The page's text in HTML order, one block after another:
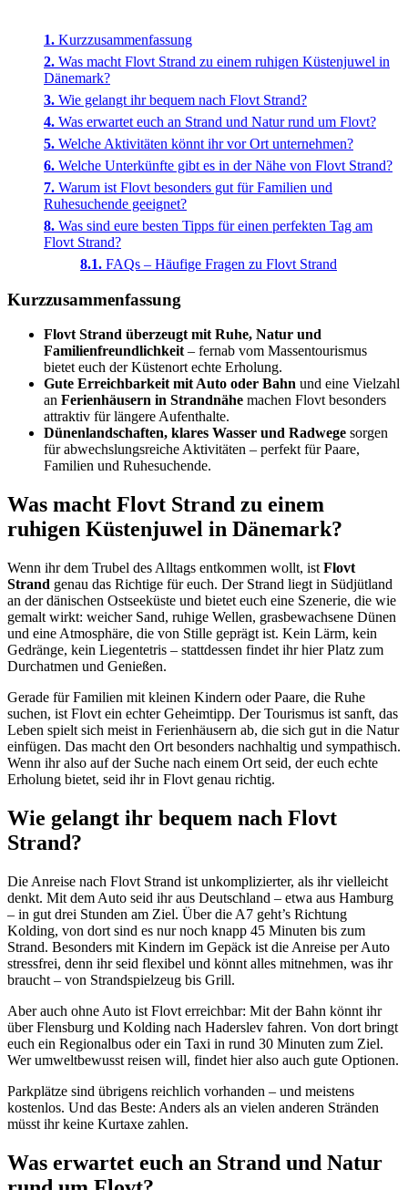
Kurzzusammenfassung
Was macht Flovt Strand zu einem ruhigen Küstenjuwel in
Dänemark?
Wie gelangt ihr bequem nach Flovt Strand?
Was erwartet euch an Strand und Natur rund um Flovt?
Welche Aktivitäten könnt ihr vor Ort unternehmen?
Welche Unterkünfte gibt es in der Nähe von Flovt Strand?
Warum ist Flovt besonders gut für Familien und
Ruhesuchende geeignet?
Was sind eure besten Tipps für einen perfekten Tag am
Flovt Strand?
FAQs – Häufige Fragen zu Flovt Strand
Kurzzusammenfassung
Flovt Strand überzeugt mit Ruhe, Natur und
Familienfreundlichkeit – fernab vom Massentourismus
bietet euch der Küstenort echte Erholung.
Gute Erreichbarkeit mit Auto oder Bahn und eine Vielzahl
an Ferienhäusern in Strandnähe machen Flovt besonders
attraktiv für längere Aufenthalte.
Dünenlandschaften, klares Wasser und Radwege sorgen
für abwechslungsreiche Aktivitäten – perfekt für Paare,
Familien und Ruhesuchende.
Was macht Flovt Strand zu einem
ruhigen Küstenjuwel in Dänemark?
Wenn ihr dem Trubel des Alltags entkommen wollt, ist Flovt
Strand genau das Richtige für euch. Der Strand liegt in Südjütland
an der dänischen Ostseeküste und bietet euch eine Szenerie, die wie
gemalt wirkt: weicher Sand, ruhige Wellen, grasbewachsene Dünen
und eine Atmosphäre, die von Stille geprägt ist. Kein Lärm, kein
Gedränge, kein Liegentetris – stattdessen findet ihr hier Platz zum
Durchatmen und Genießen.
Gerade für Familien mit kleinen Kindern oder Paare, die Ruhe
suchen, ist Flovt ein echter Geheimtipp. Der Tourismus ist sanft, das
Leben spielt sich meist in Ferienhäusern ab, die sich gut in die Natur
einfügen. Das macht den Ort besonders nachhaltig und sympathisch.
Wenn ihr also auf der Suche nach einem Ort seid, der euch echte
Erholung bietet, seid ihr in Flovt genau richtig.
Wie gelangt ihr bequem nach Flovt
Strand?
Die Anreise nach Flovt Strand ist unkomplizierter, als ihr vielleicht
denkt. Mit dem Auto seid ihr aus Deutschland – etwa aus Hamburg
– in gut drei Stunden am Ziel. Über die A7 geht’s Richtung
Kolding, von dort sind es nur noch knapp 45 Minuten bis zum
Strand. Besonders mit Kindern im Gepäck ist die Anreise per Auto
stressfrei, denn ihr seid flexibel und könnt alles mitnehmen, was ihr
braucht – von Strandspielzeug bis Grill.
Aber auch ohne Auto ist Flovt erreichbar: Mit der Bahn könnt ihr
über Flensburg und Kolding nach Haderslev fahren. Von dort bringt
euch ein Regionalbus oder ein Taxi in rund 30 Minuten zum Ziel.
Wer umweltbewusst reisen will, findet hier also auch gute Optionen.
Parkplätze sind übrigens reichlich vorhanden – und meistens
kostenlos. Und das Beste: Anders als an vielen anderen Stränden
müsst ihr keine Kurtaxe zahlen.
Was erwartet euch an Strand und Natur